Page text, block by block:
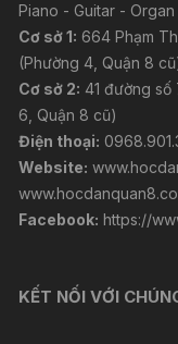
Piano - Guitar -
Cơ sở 1: 664 Phạm
(Phường 4, Quận 8
Cơ sở 2: 41 đường
6, Quận 8 cũ)
Điện thoại:
Website:
Facebook: https://
KẾT NỐI VỚI